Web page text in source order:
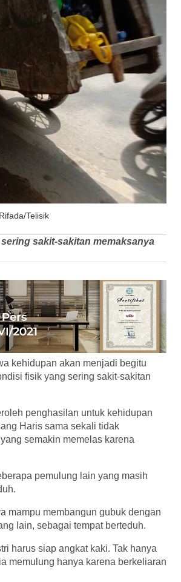
Telisik
sakit-sakitan memaksanya
kehidupan akan menjadi begitu
fisik yang sering sakit-sakitan
penghasilan untuk kehidupan
Haris sama sekali tidak
semakin memelas karena
pemulung lain yang masih
mampu membangun gubuk dengan
lain, sebagai tempat berteduh.
harus siap angkat kaki. Tak hanya
memulung hanya karena berkeliaran